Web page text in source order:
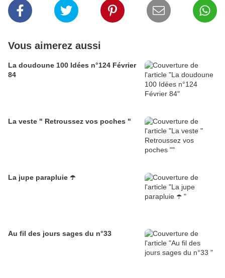
Vous aimerez aussi
La doudoune 100 Idées n°124 Février
84
La veste " Retroussez vos poches "
La jupe parapluie ☂️
Au fil des jours sages du n°33